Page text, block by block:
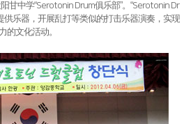
甘中学“Serotonin Drum俱乐部”。“Serotonin Dr
供乐器，开展乱打等类似的打击乐器演奏，实现
的文化活动。